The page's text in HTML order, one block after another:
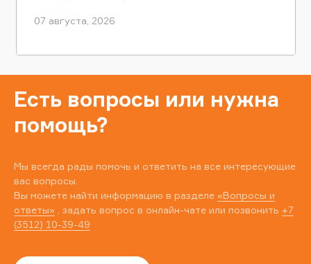
07 августа, 2026
Есть вопросы или нужна
помощь?
Мы всегда рады помочь и ответить на все интересующие
вас вопросы.
Вы можете найти информацию в разделе «Вопросы и
ответы» , задать вопрос в онлайн-чате или позвонить +7
(3512) 10-39-49